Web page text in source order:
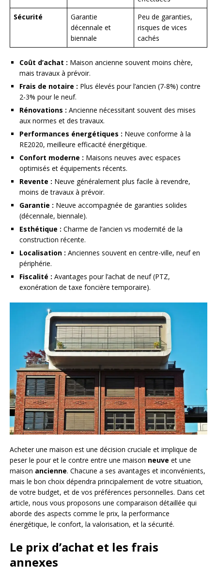
Sécurité
Garantie
décennale et
biennale
Peu de garanties,
risques de vices
cachés
Coût d’achat : Maison ancienne souvent moins chère,
mais travaux à prévoir.
Frais de notaire : Plus élevés pour l’ancien (7-8%) contre
2-3% pour le neuf.
Rénovations : Ancienne nécessitant souvent des mises
aux normes et des travaux.
Performances énergétiques : Neuve conforme à la
RE2020, meilleure efficacité énergétique.
Confort moderne : Maisons neuves avec espaces
optimisés et équipements récents.
Revente : Neuve généralement plus facile à revendre,
moins de travaux à prévoir.
Garantie : Neuve accompagnée de garanties solides
(décennale, biennale).
Esthétique : Charme de l’ancien vs modernité de la
construction récente.
Localisation : Anciennes souvent en centre-ville, neuf en
périphérie.
Fiscalité : Avantages pour l’achat de neuf (PTZ,
exonération de taxe foncière temporaire).
Acheter une maison est une décision cruciale et implique de
peser le pour et le contre entre une maison neuve et une
maison ancienne. Chacune a ses avantages et inconvénients,
mais le bon choix dépendra principalement de votre situation,
de votre budget, et de vos préférences personnelles. Dans cet
article, nous vous proposons une comparaison détaillée qui
aborde des aspects comme le prix, la performance
énergétique, le confort, la valorisation, et la sécurité.
Le prix d’achat et les frais
annexes